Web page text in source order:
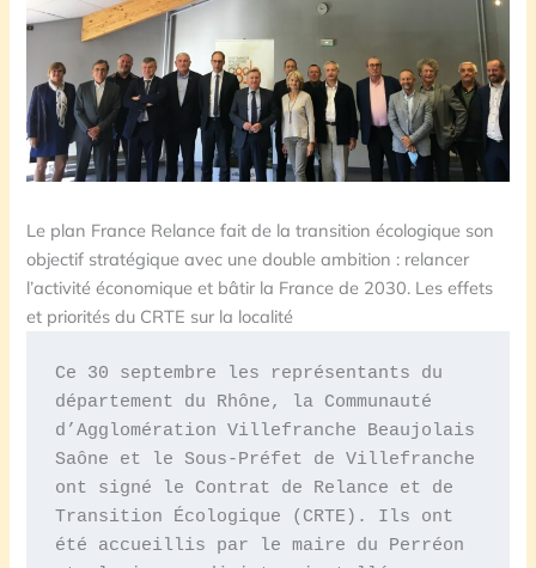
Le plan France Relance fait de la transition écologique son
objectif stratégique avec une double ambition : relancer
l’activité économique et bâtir la France de 2030. Les effets
et priorités du CRTE sur la localité
Ce 30 septembre les représentants du
département du Rhône, la Communauté
d’Agglomération Villefranche Beaujolais
Saône et le Sous-Préfet de Villefranche
ont signé le Contrat de Relance et de
Transition Écologique (CRTE). Ils ont
été accueillis par le maire du Perréon